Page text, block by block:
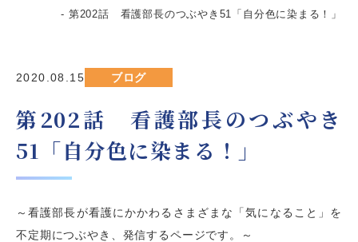
第202話 看護部長のつぶやき51「自分色に染まる！」
2020.08.15 ブログ
第202話 看護部長のつぶやき
51「自分色に染まる！」
～看護部長が看護にかかわるさまざまな「気になること」を
不定期につぶやき、発信するページです。～